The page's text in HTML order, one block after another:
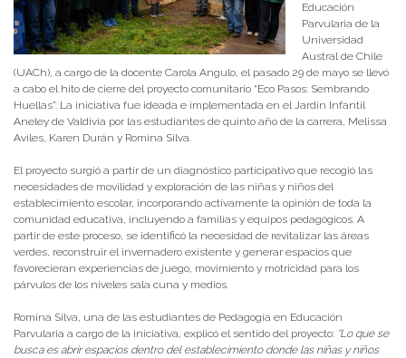
Educación
Parvularia de la
Universidad
Austral de Chile
(UACh), a cargo de la docente Carola Angulo, el pasado 29 de mayo se llevó
a cabo el hito de cierre del proyecto comunitario “Eco Pasos: Sembrando
Huellas”. La iniciativa fue ideada e implementada en el Jardín Infantil
Aneley de Valdivia por las estudiantes de quinto año de la carrera, Melissa
Aviles, Karen Durán y Romina Silva.
El proyecto surgió a partir de un diagnóstico participativo que recogió las
necesidades de movilidad y exploración de las niñas y niños del
establecimiento escolar, incorporando activamente la opinión de toda la
comunidad educativa, incluyendo a familias y equipos pedagógicos. A
partir de este proceso, se identificó la necesidad de revitalizar las áreas
verdes, reconstruir el invernadero existente y generar espacios que
favorecieran experiencias de juego, movimiento y motricidad para los
párvulos de los niveles sala cuna y medios.
Romina Silva, una de las estudiantes de Pedagogía en Educación
Parvularia a cargo de la iniciativa, explicó el sentido del proyecto: “Lo que se
busca es abrir espacios dentro del establecimiento donde las niñas y niños